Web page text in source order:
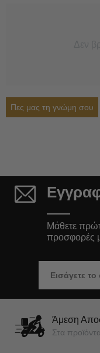
Πες μας τη γνώμη σου
Μάθετε
προσφορές
Άμεση
Στα